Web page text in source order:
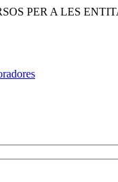
PER A LES